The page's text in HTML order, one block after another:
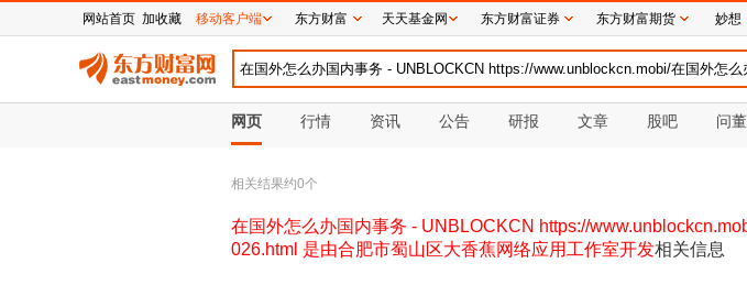
网页 行情 资讯 公告 研报 文章 股吧 问
相关结果约0个
在国外怎么办国内事务 - UNBLOCKCN https://
026.html 是由合肥市蜀山区大香蕉网络应用工作室开发相关信息
网站首页 加收藏 移动客户端 东方财富 天天基金网 东方财富证券 东方财富期货 妙想